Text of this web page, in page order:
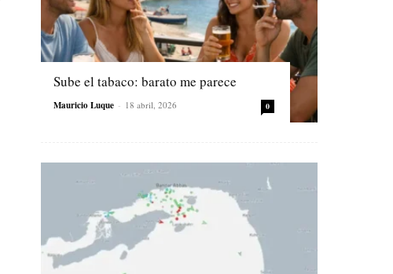
Sube el tabaco: barato me parece
Mauricio Luque - 18 abril, 2026 0